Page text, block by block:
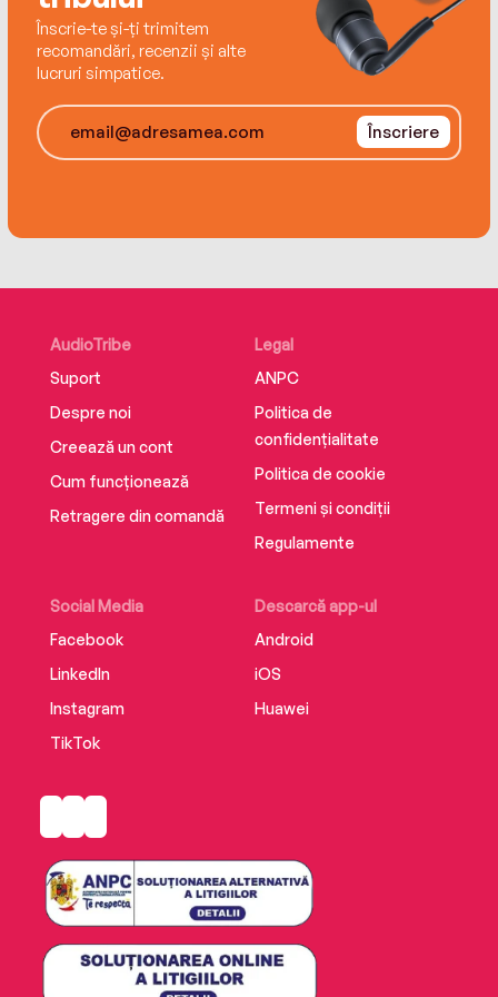
Înscrie-te și-ți trimitem
recomandări, recenzii și alte
lucruri simpatice.
Înscriere
AudioTribe
Suport
Despre noi
Creează un cont
Cum funcționează
Retragere din comandă
Social Media
Facebook
LinkedIn
Instagram
TikTok
Descarcă app-ul
Android
iOS
Huawei
Legal
ANPC
Politica de
confidențialitate
Politica de cookie
Termeni și condiții
Regulamente